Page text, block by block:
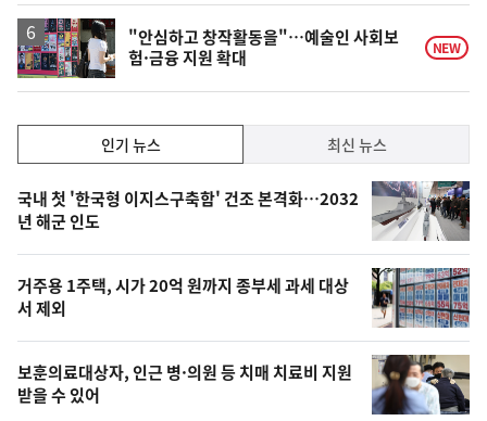
하
락
"안심하고 창작활동을"…예술인 사회보
험·금융 지원 확대
NEW
기,
최
신,
오
늘
의
영
상
인기 뉴스 최신 뉴스
기
뉴
스
국내 첫 '한국형 이지스구축함' 건조 본격화…2032
년 해군 인도
거주용 1주택, 시가 20억 원까지 종부세 과세 대상
서 제외
보훈의료대상자, 인근 병·의원 등 치매 치료비 지원
받을 수 있어